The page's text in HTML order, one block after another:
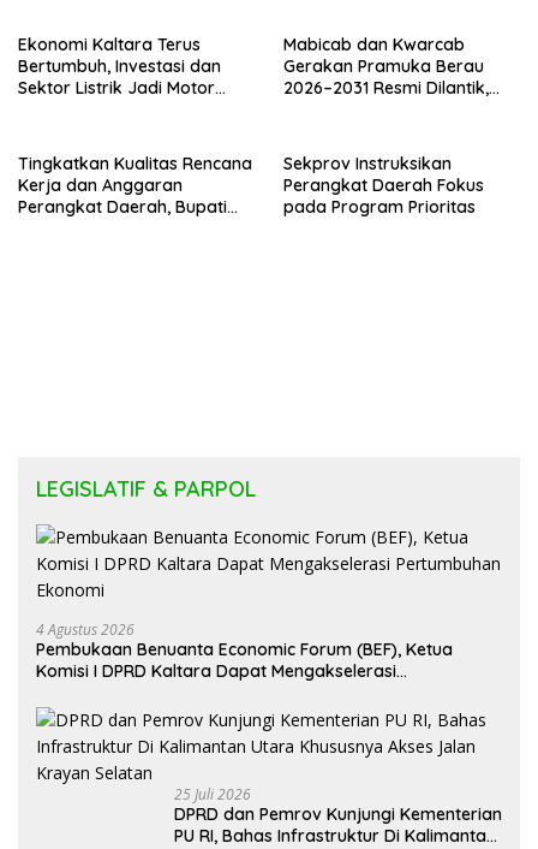
Ekonomi Kaltara Terus
Bertumbuh, Investasi dan
Sektor Listrik Jadi Motor
Mabicab dan Kwarcab
Gerakan Pramuka Berau
2026–2031 Resmi Dilantik,
Tingkatkan Kualitas Rencana
Kerja dan Anggaran
Perangkat Daerah, Bupati
Sekprov Instruksikan
Perangkat Daerah Fokus
pada Program Prioritas
LEGISLATIF & PARPOL
4 Agustus 2026
Pembukaan Benuanta Economic Forum (BEF), Ketua
Komisi I DPRD Kaltara Dapat Mengakselerasi
25 Juli 2026
DPRD dan Pemrov Kunjungi Kementerian
PU RI, Bahas Infrastruktur Di Kalimantan